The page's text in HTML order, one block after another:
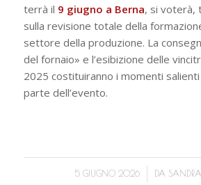
terrà il 9 giugno a Berna, si voterà,
sulla revisione totale della
settore della produzione. La
del fornaio» e l’esibizione delle
2025 costituiranno i momenti
parte dell’evento.
5 GIUGNO 2026
/ DA